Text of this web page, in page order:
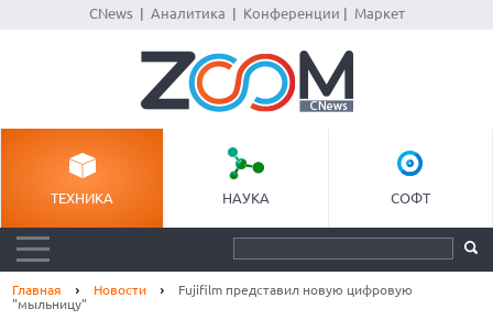
CNews| Аналитика Конференции Маркет
ТЕХНИКА НАУКА СОФТ
Главная Новости
Fujifilm представил новую цифровую
"мыльницу"